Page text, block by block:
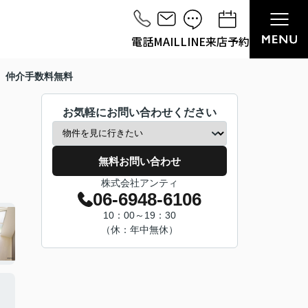
電話MAILLINE来店予約
介手数料無料
お気軽にお問い合わせください
無料お問い合わせ
株式会社アンティ
06-6948-6106
10：00～19：30
（休：年中無休）